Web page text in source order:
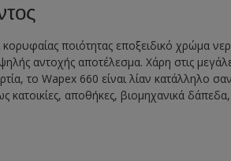
κορυφαίας ποιότητας εποξειδικό χρώμα
αντοχής αποτέλεσμα. Χάρη στις
το Wapex 660 είναι λίαν κατάλληλο
κατοικίες, αποθήκες, βιομηχανικά